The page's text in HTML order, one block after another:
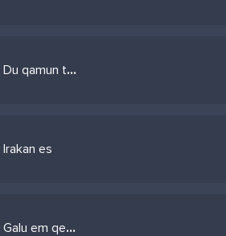
Du qamun tvir srtis sere
Irakan es
Galu em qez tanelu